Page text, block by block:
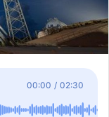
00:00 / 02:30